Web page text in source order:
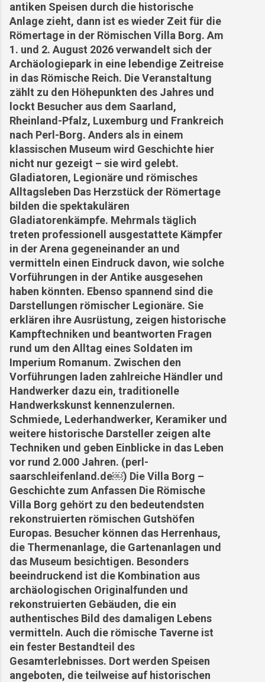
antiken Speisen durch die historische
Anlage zieht, dann ist es wieder Zeit für die
Römertage in der Römischen Villa Borg. Am
1. und 2. August 2026 verwandelt sich der
Archäologiepark in eine lebendige Zeitreise
in das Römische Reich. Die Veranstaltung
zählt zu den Höhepunkten des Jahres und
lockt Besucher aus dem Saarland,
Rheinland-Pfalz, Luxemburg und Frankreich
nach Perl-Borg. Anders als in einem
klassischen Museum wird Geschichte hier
nicht nur gezeigt – sie wird gelebt.
Gladiatoren, Legionäre und römisches
Alltagsleben Das Herzstück der Römertage
bilden die spektakulären
Gladiatorenkämpfe. Mehrmals täglich
treten professionell ausgestattete Kämpfer
in der Arena gegeneinander an und
vermitteln einen Eindruck davon, wie solche
Vorführungen in der Antike ausgesehen
haben könnten. Ebenso spannend sind die
Darstellungen römischer Legionäre. Sie
erklären ihre Ausrüstung, zeigen historische
Kampftechniken und beantworten Fragen
rund um den Alltag eines Soldaten im
Imperium Romanum. Zwischen den
Vorführungen laden zahlreiche Händler und
Handwerker dazu ein, traditionelle
Handwerkskunst kennenzulernen.
Schmiede, Lederhandwerker, Keramiker und
weitere historische Darsteller zeigen alte
Techniken und geben Einblicke in das Leben
vor rund 2.000 Jahren. (perl-
saarschleifenland.de⁠￼) Die Villa Borg –
Geschichte zum Anfassen Die Römische
Villa Borg gehört zu den bedeutendsten
rekonstruierten römischen Gutshöfen
Europas. Besucher können das Herrenhaus,
die Thermenanlage, die Gartenanlagen und
das Museum besichtigen. Besonders
beeindruckend ist die Kombination aus
archäologischen Originalfunden und
rekonstruierten Gebäuden, die ein
authentisches Bild des damaligen Lebens
vermitteln. Auch die römische Taverne ist
ein fester Bestandteil des
Gesamterlebnisses. Dort werden Speisen
angeboten, die teilweise auf historischen